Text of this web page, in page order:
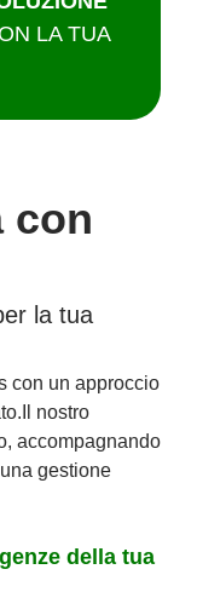
LA TUA
con
la tua
con un approccio
Il nostro
accompagnando
gestione
della tua